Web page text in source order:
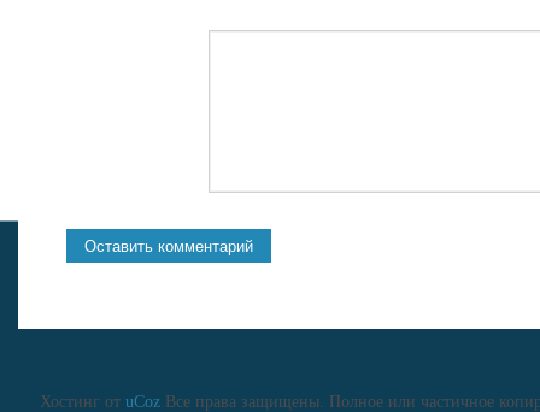
Хостинг от uCozВсе права защищены. Полное или частичное